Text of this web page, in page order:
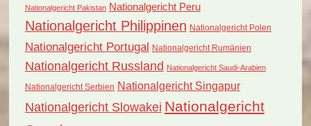
Nationalgericht Pakistan Nationalgericht Peru
Nationalgericht Philippinen Nationalgericht Polen
Nationalgericht Portugal Nationalgericht Rumänien
Nationalgericht Russland Nationalgericht Saudi-Arabien
Nationalgericht Serbien Nationalgericht Singapur
Nationalgericht Slowakei Nationalgericht